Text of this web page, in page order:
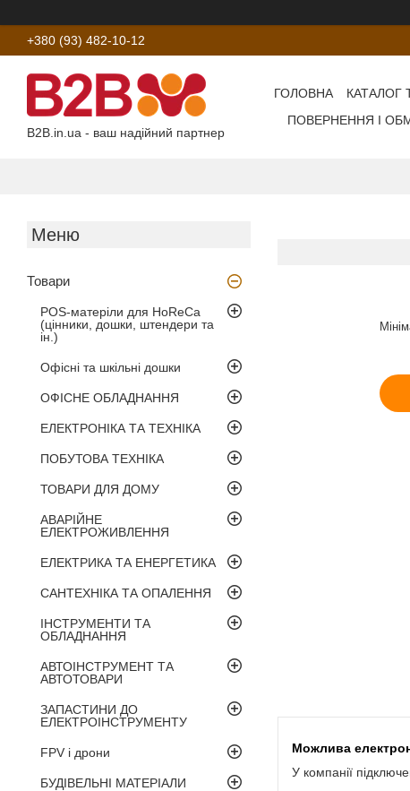
+380 (93) 482-10-12
B2B.in.ua - ваш надійний партнер
ГОЛОВНА КАТАЛОГ
ПОВЕРНЕННЯ І
Товари
POS-матеріли для HoReCa
(цінники, дошки, штендери та
ін.)
Офісні та шкільні дошки
ОФІСНЕ ОБЛАДНАННЯ
ЕЛЕКТРОНІКА ТА ТЕХНІКА
ПОБУТОВА ТЕХНІКА
ТОВАРИ ДЛЯ ДОМУ
АВАРІЙНЕ
ЕЛЕКТРОЖИВЛЕННЯ
ЕЛЕКТРИКА ТА ЕНЕРГЕТИКА
САНТЕХНІКА ТА ОПАЛЕННЯ
ІНСТРУМЕНТИ ТА
ОБЛАДНАННЯ
АВТОІНСТРУМЕНТ ТА
АВТОТОВАРИ
ЗАПАСТИНИ ДО
ЕЛЕКТРОІНСТРУМЕНТУ
FPV і дрони
БУДІВЕЛЬНІ МАТЕРІАЛИ
У компанії